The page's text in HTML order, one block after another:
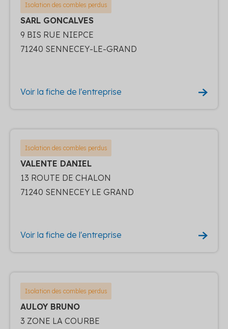
Isolation des combles perdus
SARL GONCALVES
9 BIS RUE NIEPCE
71240 SENNECEY-LE-GRAND
Voir la fiche de l'entreprise
Isolation des combles perdus
VALENTE DANIEL
13 ROUTE DE CHALON
71240 SENNECEY LE GRAND
Voir la fiche de l'entreprise
Isolation des combles perdus
AULOY BRUNO
3 ZONE LA COURBE